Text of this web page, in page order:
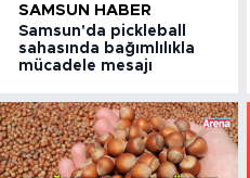
SAMSUN HABER
Samsun'da pickleball
sahasında bağımlılıkla
mücadele mesajı